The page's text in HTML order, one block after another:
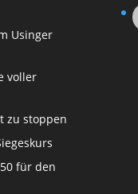
Usinger
voller
zu stoppen
für den